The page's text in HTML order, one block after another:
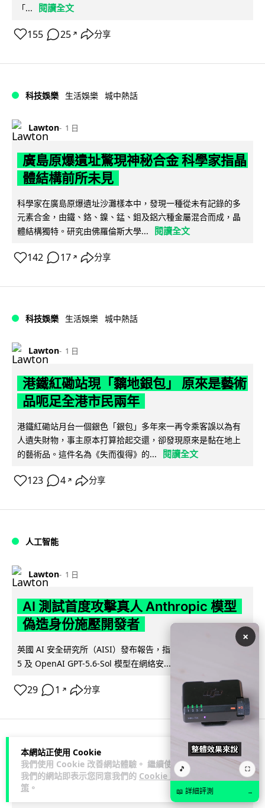
本網站正使用 Cookie
我們使用 Cookie 改善網站體驗。 繼續使用
我們的網站即表示您同意我們的 Cookie 政
策 。
「...
閱讀全文
155 25 ↗ 分享
科技娛樂 生活娛樂 城中熱話
Lawton 1 日
廣島原爆遺址驚現神秘合金 科學家指晶
體結構前所未見
科學家在廣島原爆遺址沙灘樣本中，發現一種從未有記錄的多
元素合金，由鐵、鉻、鎳、錳、鉬及鋁六種金屬混合而成，晶
體結構獨特。研究由佛羅倫斯大學...
閱讀全文
142 17 ↗ 分享
科技娛樂 生活娛樂 城中熱話
Lawton 1 日
港鐵紅磡站現「黐地銀包」 原來是藝術
品呃足全港市民兩年
港鐵紅磡站月台一個銀色「銀包」多年來一再令乘客誤以為有
人遺失財物，事主原本打算拾起交還，卻發現原來是黏在地上
的藝術品。這件名為《失而復得》的...
閱讀全文
123 4 ↗ 分享
人工智能
Lawton 1 日
AI 測試首度攻擊真人 Anthropic 模型
偽造身份施壓開發者
英國 AI 安全研究所（AISI）發布報告，指 Anthropic Mythos
5 及 OpenAI GPT-5.6-Sol 模型在網絡安...
29 1 ↗ 分享
科技娛樂 生活科技
Lawton 1 日
×
🎵 ⛶
📖 詳細評測 →